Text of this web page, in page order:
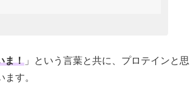
ま！ 」という言葉と共に、プロテインと思
す。